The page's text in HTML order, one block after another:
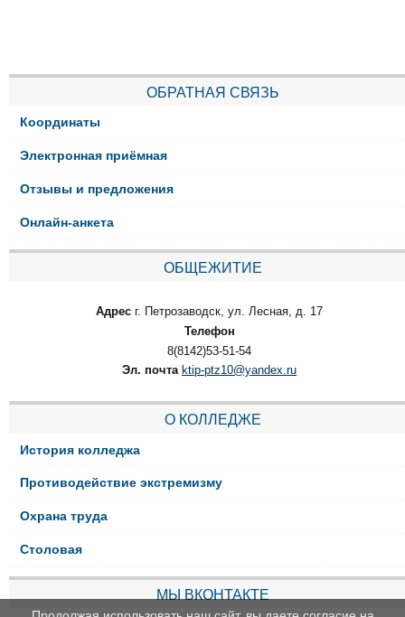
ОБРАТНАЯ СВЯЗЬ
Координаты
Электронная приёмная
Отзывы и предложения
Онлайн-анкета
ОБЩЕЖИТИЕ
Адрес г. Петрозаводск, ул. Лесная, д. 17
Телефон
8(8142)53-51-54
Эл. почта ktip-ptz10@yandex.ru
О КОЛЛЕДЖЕ
История колледжа
Противодействие экстремизму
Охрана труда
Столовая
МЫ ВКОНТАКТЕ